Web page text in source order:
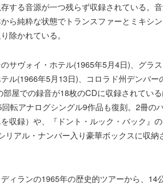
する音源が一つ残らず収録されている。
ら純粋な状態でトランスファーとミキシ
除かれている。
サヴォイ・ホテル(1965年5月4日)、グラ
ル(1966年5月13日)、コロラド州デンバ
屋での録音が18枚のCDに収録されてい
転アナログシングル9作品も復刻。2冊の
収録）や、『ドント・ルック・バック』
リアル・ナンバー入り豪華ボックスに収納
ィランの1965年の歴史的ツアーから、14